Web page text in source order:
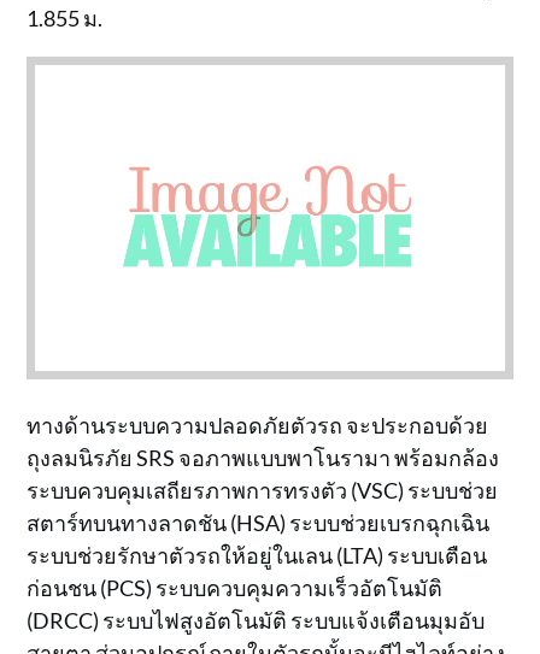
1.855 ม.
ทางด้านระบบความปลอดภัยตัวรถ จะประกอบด้วย
ถุงลมนิรภัย SRS จอภาพแบบพาโนรามา พร้อมกล้อง
ระบบควบคุมเสถียรภาพการทรงตัว (VSC) ระบบช่วย
สตาร์ทบนทางลาดชัน (HSA) ระบบช่วยเบรกฉุกเฉิน
ระบบช่วยรักษาตัวรถให้อยู่ในเลน (LTA) ระบบเตือน
ก่อนชน (PCS) ระบบควบคุมความเร็วอัตโนมัติ
(DRCC) ระบบไฟสูงอัตโนมัติ ระบบแจ้งเตือนมุมอับ